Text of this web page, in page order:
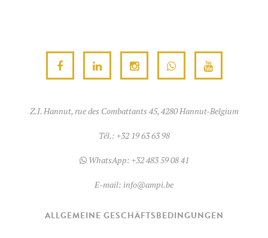
Z.I. Hannut, rue des Combattants 45, 4280 Hannut-Belgium
Tél.: +32 19 63 63 98
WhatsApp: +32 483 59 08 41
E-mail: info@ampi.be
ALLGEMEINE GESCHÄFTSBEDINGUNGEN